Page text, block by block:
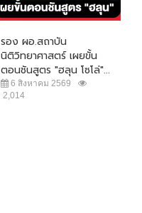
รอง ผอ.สถาบัน
นิติวิทยาศาสตร์ เผยขั้น
ตอนชันสูตร "ฮลุน โซโล่"...
6 สิงหาคม 2569
2,014